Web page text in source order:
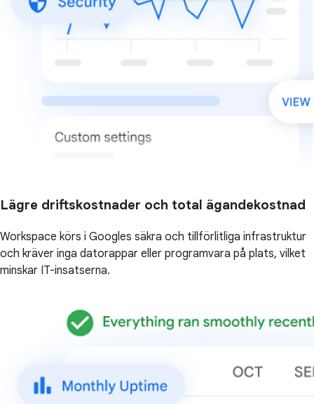
Lägre driftskostnader och total ägandekostnad
Workspace körs i Googles säkra och tillförlitliga infrastruktur
och kräver inga datorappar eller programvara på plats, vilket
minskar IT-insatserna.